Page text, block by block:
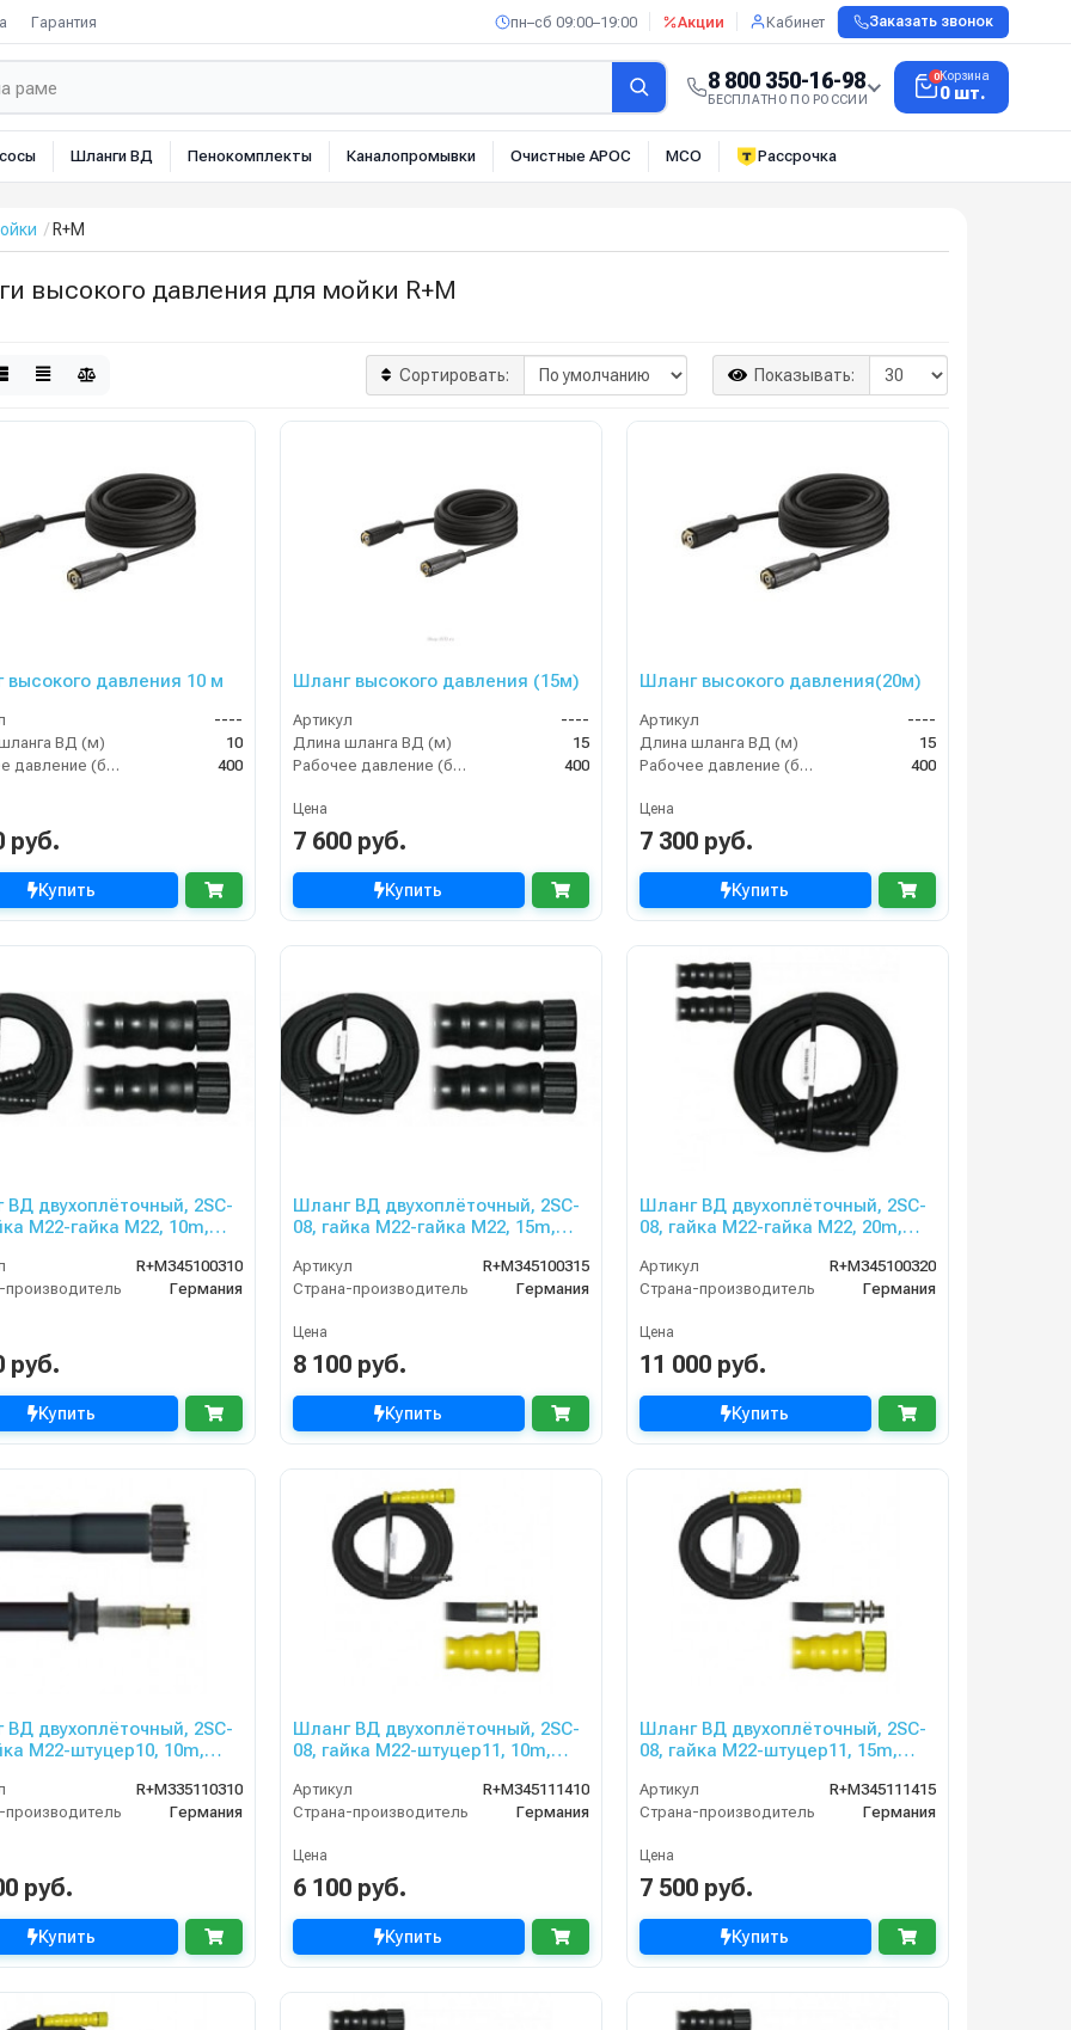
Гарантия пн–сб 09:00–19:00 Акции Кабинет Заказать звонок
8 800 350-16-98
БЕСПЛАТНО ПО РОССИИ
0Корзина
0 шт.
Шланги ВД Пенокомплекты Каналопромывки Очистные АРОС МСО Рассрочка
R+M
высокого давления для мойки R+M
Сортировать: Показывать:
высокого давления 10 м
----
ВД (м)
10
Рабочее давление (бар)
400
руб.
Купить
Шланг высокого давления (15м)
Артикул
----
Длина шланга ВД (м)
15
Рабочее давление (бар)
400
Цена
7 600 руб.
Купить
Шланг высокого давления(20м)
Артикул
----
Длина шланга ВД (м)
15
Рабочее давление (бар)
400
Цена
7 300 руб.
Купить
ВД двухоплёточный, 2SC-
М22-гайка М22, 10m,
R+M345100310
производитель
Германия
руб.
Купить
Шланг ВД двухоплёточный, 2SC-
08, гайка М22-гайка М22, 15m,
KRANZLE
Артикул
R+M345100315
Страна-производитель
Германия
Цена
8 100 руб.
Купить
Шланг ВД двухоплёточный, 2SC-
08, гайка М22-гайка М22, 20m,
KRANZLE
Артикул
R+M345100320
Страна-производитель
Германия
Цена
11 000 руб.
Купить
ВД двухоплёточный, 2SC-
М22-штуцер10, 10m,
R+M335110310
производитель
Германия
руб.
Купить
Шланг ВД двухоплёточный, 2SC-
08, гайка М22-штуцер11, 10m,
Артикул
R+M345111410
Страна-производитель
Германия
Цена
6 100 руб.
Купить
Шланг ВД двухоплёточный, 2SC-
08, гайка М22-штуцер11, 15m,
Артикул
R+M345111415
Страна-производитель
Германия
Цена
7 500 руб.
Купить